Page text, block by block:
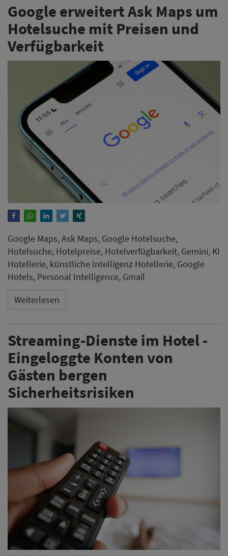
Google erweitert Ask Maps um
Hotelsuche mit Preisen und
Verfügbarkeit
Google Maps, Ask Maps, Google Hotelsuche,
Hotelsuche, Hotelpreise, Hotelverfügbarkeit, Gemini, KI
Hotellerie, künstliche Intelligenz Hotellerie, Google
Hotels, Personal Intelligence, Gmail
Weiterlesen
Streaming-Dienste im Hotel -
Eingeloggte Konten von
Gästen bergen
Sicherheitsrisiken